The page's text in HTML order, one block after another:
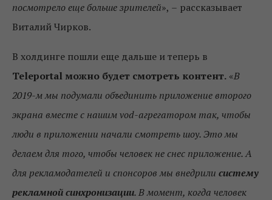
посмотрело еще больше зрителей», – рассказывает
Виталий Чирков.
В холдинге пошли еще дальше и теперь в
Teleportal можно будет смотреть контент. «В
2019-м мы подумали объединить приложение второго
экрана вместе с нашим vod-агрегатором так, чтобы
люди в приложении начали смотреть шоу. Это мы
делаем для того, чтобы человек не снес приложение. А
для рекламодателей и спонсоров мы внедрили систему
рекламной синхронизации. В момент, когда человек